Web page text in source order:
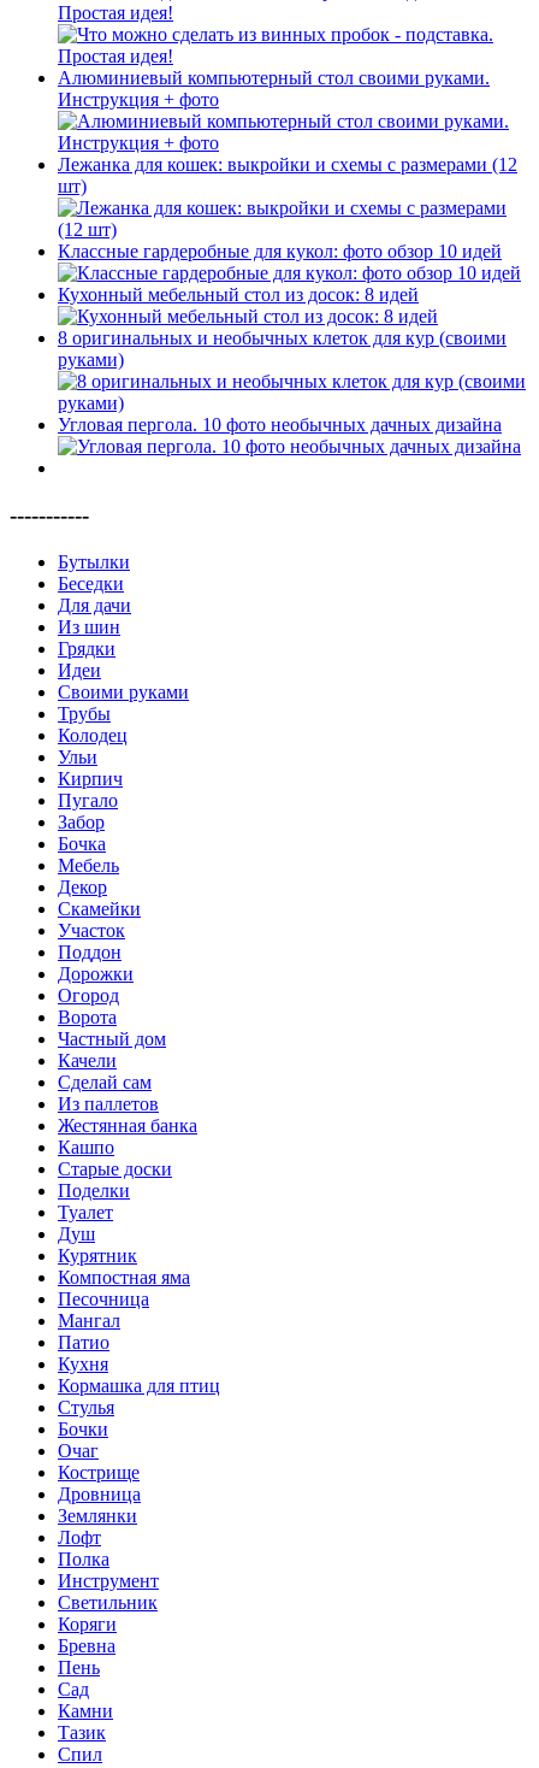
Простая идея!
Алюминиевый компьютерный стол своими руками.
Инструкция + фото
Лежанка для кошек: выкройки и схемы с размерами (12
шт)
Классные гардеробные для кукол: фото обзор 10 идей
Кухонный мебельный стол из досок: 8 идей
8 оригинальных и необычных клеток для кур (своими
руками)
Угловая пергола. 10 фото необычных дачных дизайна
-----------
Бутылки
Беседки
Для дачи
Из шин
Грядки
Идеи
Своими руками
Трубы
Колодец
Ульи
Кирпич
Пугало
Забор
Бочка
Мебель
Декор
Скамейки
Участок
Поддон
Дорожки
Огород
Ворота
Частный дом
Качели
Сделай сам
Из паллетов
Жестянная банка
Кашпо
Старые доски
Поделки
Туалет
Душ
Курятник
Компостная яма
Песочница
Мангал
Патио
Кухня
Кормашка для птиц
Стулья
Бочки
Очаг
Кострище
Дровница
Землянки
Лофт
Полка
Инструмент
Светильник
Коряги
Бревна
Пень
Сад
Камни
Тазик
Спил